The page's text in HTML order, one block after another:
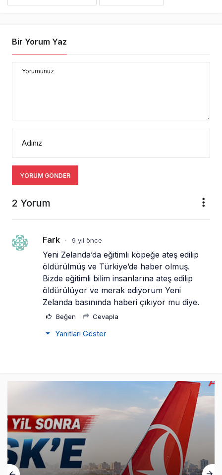
Bir Yorum Yaz
Yorumunuz
Adınız
YORUM GÖNDER
2 Yorum
Fark • 9 yıl önce
Yeni Zelanda’da eğitimli köpeğe ateş edilip
öldürülmüş ve Türkiye’de haber olmuş.
Bizde eğitimli bilim insanlarına ateş edilip
öldürülüyor ve merak ediyorum Yeni
Zelanda basınında haberi çıkıyor mu diye.
Beğen Cevapla
Yanıtları Göster